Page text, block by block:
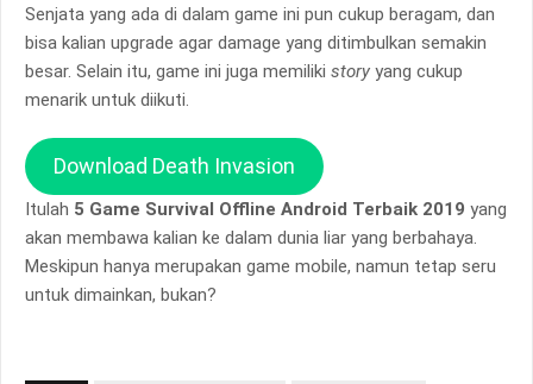
Senjata yang ada di dalam game ini pun cukup beragam, dan
bisa kalian upgrade agar damage yang ditimbulkan semakin
besar. Selain itu, game ini juga memiliki story yang cukup
menarik untuk diikuti.
Download Death Invasion
Itulah 5 Game Survival Offline Android Terbaik 2019 yang
akan membawa kalian ke dalam dunia liar yang berbahaya.
Meskipun hanya merupakan game mobile, namun tetap seru
untuk dimainkan, bukan?